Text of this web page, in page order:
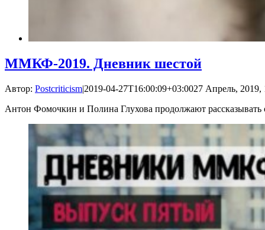
ММКФ-2019. Дневник шестой
Автор: Postcriticism|2019-04-27T16:00:09+03:0027 Апрель, 2019,
Антон Фомочкин и Полина Глухова продолжают